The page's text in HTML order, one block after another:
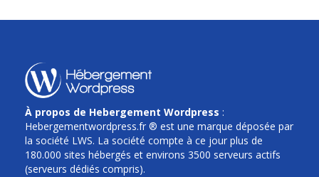
À propos de Hebergement Wordpress :
Hebergementwordpress.fr ® est une marque déposée par
la société LWS. La société compte à ce jour plus de
180.000 sites hébergés et environs 3500 serveurs actifs
(serveurs dédiés compris).